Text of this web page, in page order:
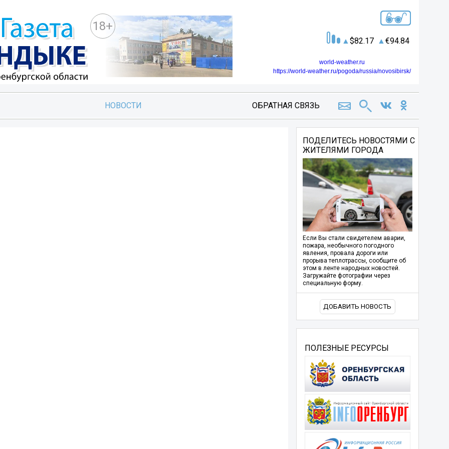
18+
82.17 94.84
world-weather.ru
https://world-weather.ru/pogoda/russia/novosibirsk/
НОВОСТИ ОБРАТНАЯ СВЯЗЬ
ПОДЕЛИТЕСЬ НОВОСТЯМИ С
ЖИТЕЛЯМИ ГОРОДА
Если Вы стали свидетелем аварии,
пожара, необычного погодного
явления, провала дороги или
прорыва теплотрассы, сообщите об
этом в ленте народных новостей.
Загружайте фотографии через
специальную форму.
ДОБАВИТЬ НОВОСТЬ
ПОЛЕЗНЫЕ РЕСУРСЫ